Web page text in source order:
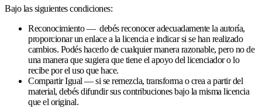
Bajo las siguientes condiciones:
Reconocimiento — debés reconocer adecuadamente la autoría,
proporcionar un enlace a la licencia e indicar si se han realizado
cambios. Podés hacerlo de cualquier manera razonable, pero no de
una manera que sugiera que tiene el apoyo del licenciador o lo
recibe por el uso que hace.
Compartir Igual — si se remezcla, transforma o crea a partir del
material, debés difundir sus contribuciones bajo la misma licencia
que el original.